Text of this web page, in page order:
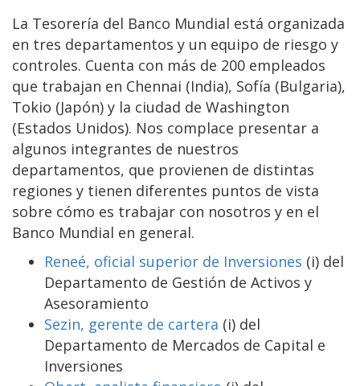
La Tesorería del Banco Mundial está organizada
en tres departamentos y un equipo de riesgo y
controles. Cuenta con más de 200 empleados
que trabajan en Chennai (India), Sofía (Bulgaria),
Tokio (Japón) y la ciudad de Washington
(Estados Unidos). Nos complace presentar a
algunos integrantes de nuestros
departamentos, que provienen de distintas
regiones y tienen diferentes puntos de vista
sobre cómo es trabajar con nosotros y en el
Banco Mundial en general.
Reneé, oficial superior de Inversiones (i) del
Departamento de Gestión de Activos y
Asesoramiento
Sezin, gerente de cartera (i) del
Departamento de Mercados de Capital e
Inversiones